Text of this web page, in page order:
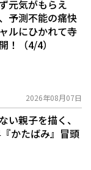
元気がもらえ
予測不能の痛快
ルにひかれて寺
！（4/4）
2026年08月07日
い親子を描く、
『かたばみ』冒頭